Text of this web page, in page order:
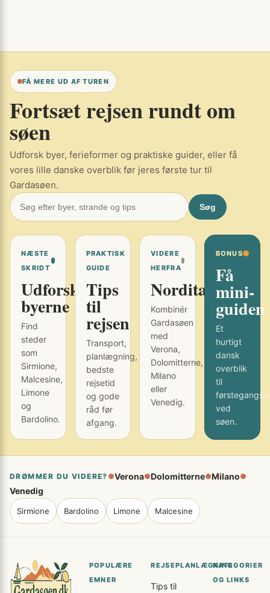
FÅ MERE UD AF TUREN
Fortsæt rejsen rundt om
søen
Udforsk byer, ferieformer og praktiske guider, eller få
vores lille danske overblik før jeres første tur til
Gardasøen.
Søg
NÆSTE
SKRIDT
Udforsk
byerne
Find
steder
som
Sirmione,
Malcesine,
Limone
og
Bardolino.
PRAKTISK
GUIDE
Tips
til
rejsen
Transport,
planlægning,
bedste
rejsetid
og gode
råd før
afgang.
VIDERE
HERFRA
Norditalien
Kombinér
Gardasøen
med
Verona,
Dolomitterne,
Milano
eller
Venedig.
BONUS
Få
mini-
guiden
Et
hurtigt
dansk
overblik
til
ved
søen.
DRØMMER DU VIDERE? ●Verona●Dolomitterne●Milano●
Venedig
Sirmione Bardolino Limone Malcesine
POPULÆRE
EMNER
REJSEPLANLÆGNING
Tips til
KATEGORIER
OG LINKS